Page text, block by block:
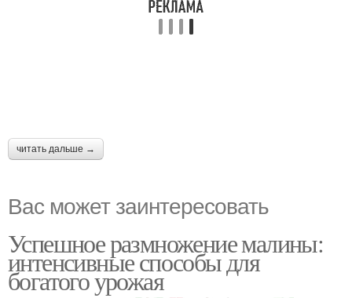
читать дальше →
Вас может заинтересовать
Успешное размножение малины:
интенсивные способы для
богатого урожая